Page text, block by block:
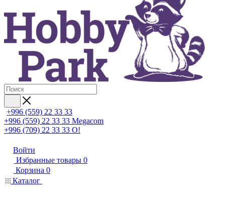
+996 (559) 22 33 33
+996 (559) 22 33 33 Megacom
+996 (709) 22 33 33 O!
Войти
Избранные товары 0
Корзина 0
Каталог